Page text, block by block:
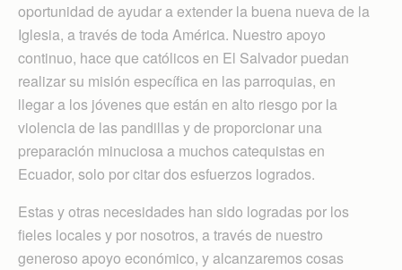
oportunidad de ayudar a extender la buena nueva de la
Iglesia, a través de toda América. Nuestro apoyo
continuo, hace que católicos en El Salvador puedan
realizar su misión específica en las parroquias, en
llegar a los jóvenes que están en alto riesgo por la
violencia de las pandillas y de proporcionar una
preparación minuciosa a muchos catequistas en
Ecuador, solo por citar dos esfuerzos logrados.
Estas y otras necesidades han sido logradas por los
fieles locales y por nosotros, a través de nuestro
generoso apoyo económico, y alcanzaremos cosas